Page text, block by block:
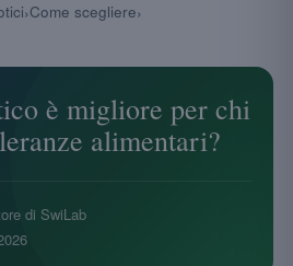
è migliore per chi
alimentari?
di SwiLab
Come scegliere